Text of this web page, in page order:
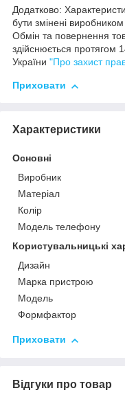
Додатково:
бути змінені
Обмін та повернення
здійснюється протягом
України "Про захист
Приховати
Характеристики
Основні
Виробник
Матеріал
Колір
Модель телефону
Користувальницькі
Дизайн
Марка пристрою
Мoдель
Формфактор
Приховати
Відгуки про товар